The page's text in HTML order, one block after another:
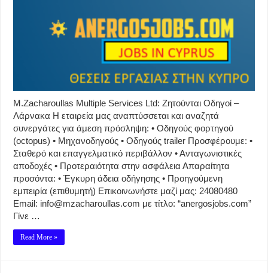
M.Zacharoullas Multiple Services Ltd: Ζητούνται Οδηγοί –
Λάρνακα Η εταιρεία μας αναπτύσσεται και αναζητά
συνεργάτες για άμεση πρόσληψη: • Οδηγούς φορτηγού
(octopus) • Μηχανοδηγούς • Οδηγούς trailer Προσφέρουμε: •
Σταθερό και επαγγελματικό περιβάλλον • Ανταγωνιστικές
αποδοχές • Προτεραιότητα στην ασφάλεια Απαραίτητα
προσόντα: • Έγκυρη άδεια οδήγησης • Προηγούμενη
εμπειρία (επιθυμητή) Επικοινωνήστε μαζί μας: 24080480
Email: info@mzacharoullas.com με τίτλο: “anergosjobs.com”
Γίνε …
Read More »